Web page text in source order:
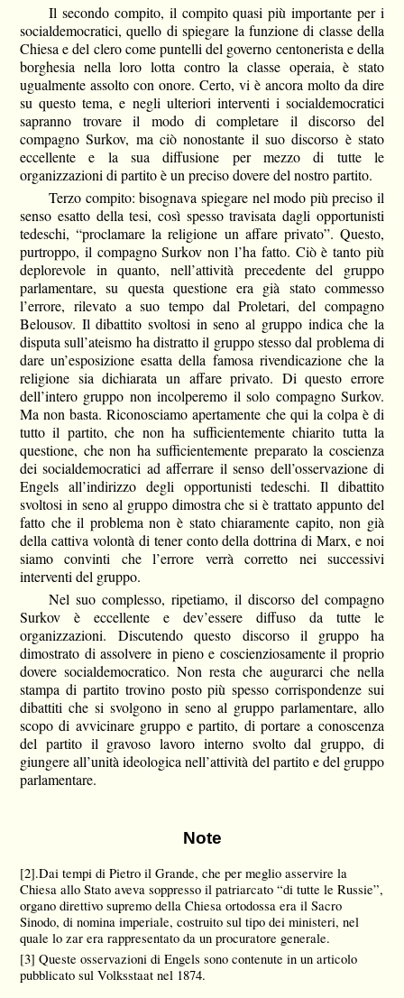
Il secondo compito, il compito quasi più importante per i
socialdemocratici, quello di spiegare la funzione di classe della
Chiesa e del clero come puntelli del governo centonerista e della
borghesia nella loro lotta contro la classe operaia, è stato
ugualmente assolto con onore. Certo, vi è ancora molto da dire
su questo tema, e negli ulteriori interventi i socialdemocratici
sapranno trovare il modo di completare il discorso del
compagno Surkov, ma ciò nonostante il suo discorso è stato
eccellente e la sua diffusione per mezzo di tutte le
organizzazioni di partito è un preciso dovere del nostro partito.
Terzo compito: bisognava spiegare nel modo più preciso il
senso esatto della tesi, così spesso travisata dagli opportunisti
tedeschi, “proclamare la religione un affare privato”. Questo,
purtroppo, il compagno Surkov non l’ha fatto. Ciò è tanto più
deplorevole in quanto, nell’attività precedente del gruppo
parlamentare, su questa questione era già stato commesso
l’errore, rilevato a suo tempo dal Proletari, del compagno
Belousov. Il dibattito svoltosi in seno al gruppo indica che la
disputa sull’ateismo ha distratto il gruppo stesso dal problema di
dare un’esposizione esatta della famosa rivendicazione che la
religione sia dichiarata un affare privato. Di questo errore
dell’intero gruppo non incolperemo il solo compagno Surkov.
Ma non basta. Riconosciamo apertamente che qui la colpa è di
tutto il partito, che non ha sufficientemente chiarito tutta la
questione, che non ha sufficientemente preparato la coscienza
dei socialdemocratici ad afferrare il senso dell’osservazione di
Engels all’indirizzo degli opportunisti tedeschi. Il dibattito
svoltosi in seno al gruppo dimostra che si è trattato appunto del
fatto che il problema non è stato chiaramente capito, non già
della cattiva volontà di tener conto della dottrina di Marx, e noi
siamo convinti che l’errore verrà corretto nei successivi
interventi del gruppo.
Nel suo complesso, ripetiamo, il discorso del compagno
Surkov è eccellente e dev’essere diffuso da tutte le
organizzazioni. Discutendo questo discorso il gruppo ha
dimostrato di assolvere in pieno e coscienziosamente il proprio
dovere socialdemocratico. Non resta che augurarci che nella
stampa di partito trovino posto più spesso corrispondenze sui
dibattiti che si svolgono in seno al gruppo parlamentare, allo
scopo di avvicinare gruppo e partito, di portare a conoscenza
del partito il gravoso lavoro interno svolto dal gruppo, di
giungere all’unità ideologica nell’attività del partito e del gruppo
parlamentare.
Note
[2].Dai tempi di Pietro il Grande, che per meglio asservire la
Chiesa allo Stato aveva soppresso il patriarcato “di tutte le Russie”,
organo direttivo supremo della Chiesa ortodossa era il Sacro
Sinodo, di nomina imperiale, costruito sul tipo dei ministeri, nel
quale lo zar era rappresentato da un procuratore generale.
[3] Queste osservazioni di Engels sono contenute in un articolo
pubblicato sul Volksstaat nel 1874.